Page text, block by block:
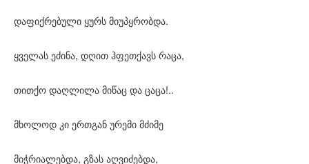
დაფიქრებული ყურს მიუპყრობდა.
ყველას ეძინა, დღით ჰფეთქავს რაცა,
თითქო დაღლილა მიწაც და ცაცა!..
მხოლოდ კი ერთგან ურემი მძიმე
მიჭრიალებდა, გზას აღვიძებდა,